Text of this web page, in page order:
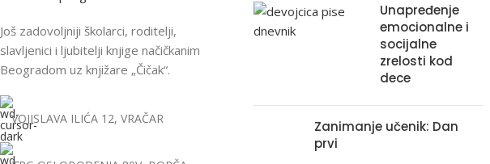
Još zadovoljniji školarci, roditelji,
slavljenici i ljubitelji knjige načičkanim
Beogradom uz knjižare „Čičak“.
VOJISLAVA ILIĆA 12, VRAČAR
Unapređenje
emocionalne i
socijalne
zrelosti kod
dece
Zanimanje učenik: Dan
prvi